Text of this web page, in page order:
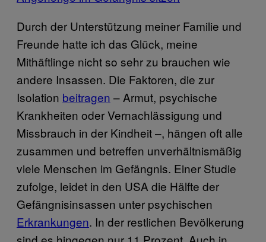
Durch der Unterstützung meiner Familie und
Freunde hatte ich das Glück, meine
Mithäftlinge nicht so sehr zu brauchen wie
andere Insassen. Die Faktoren, die zur
Isolation beitragen – Armut, psychische
Krankheiten oder Vernachlässigung und
Missbrauch in der Kindheit –, hängen oft alle
zusammen und betreffen unverhältnismäßig
viele Menschen im Gefängnis. Einer Studie
zufolge, leidet in den USA die Hälfte der
Gefängnisinsassen unter psychischen
Erkrankungen. In der restlichen Bevölkerung